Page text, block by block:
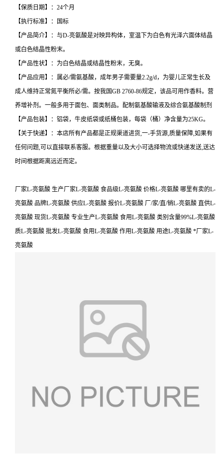
【保质日期】：24个月
【执行标准】：国标
【产品简介】：与D-亮氨酸是对映异构体，室温下为白色有光泽六面体结晶
或白色结晶性粉末。
【产品性状】：为白色结晶或结晶性粉末，无臭。
【产品应用】：属必/需氨基酸，成年男子需要量2.2g/d，为婴儿正常生长及
成人维持正常氮平衡所必/需。按我国GB 2760-86规定，该品可用作香料。营
养增补剂。一般多用于面包、面类制品。配制氨基酸输液及综合氨基酸制剂
【产品包装】：铝袋，牛皮纸袋或纸桶包装，每袋（桶）净含量为25KG。
【关于快递】：本店所有产品都是正规渠道进货,一-手货源,质量保障,如果有
任何问题,可以直接联系客服。根据重量以及大小可选择物流或快递发送,送达
时间根据距离远近而定。
厂家L-亮氨酸 生产厂家L-亮氨酸 食品级L-亮氨酸 价格L-亮氨酸 哪里有卖的L-
亮氨酸 品牌L-亮氨酸 供应L-亮氨酸 报价L-亮氨酸 厂/家/直/销L-亮氨酸 直供L-
亮氨酸 现货L-亮氨酸 专业生产L-亮氨酸 食用L-亮氨酸 类别含量99%L-亮氨酸
质L-亮氨酸 批发L-亮氨酸 食用L-亮氨酸 作用L-亮氨酸 用途L-亮氨酸 *厂家L-
亮氨酸